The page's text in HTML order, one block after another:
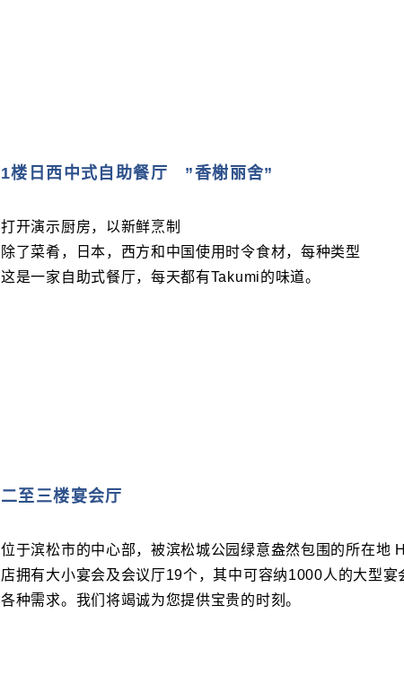
1楼日西中式自助餐厅 ”香榭丽舍”
打开演示厨房，以新鲜烹制
除了菜肴，日本，西方和中国使用时令食材，每种类型
这是一家自助式餐厅，每天都有Takumi的味道。
二至三楼宴会厅
位于滨松市的中心部，被滨松城公园绿意盎然包围的所在地
店拥有大小宴会及会议厅19个，其中可容纳1000人的大型宴
各种需求。我们将竭诚为您提供宝贵的时刻。